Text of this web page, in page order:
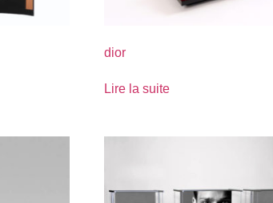
dior
Lire la suite